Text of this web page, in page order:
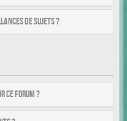
de sujets ?
ce forum ?